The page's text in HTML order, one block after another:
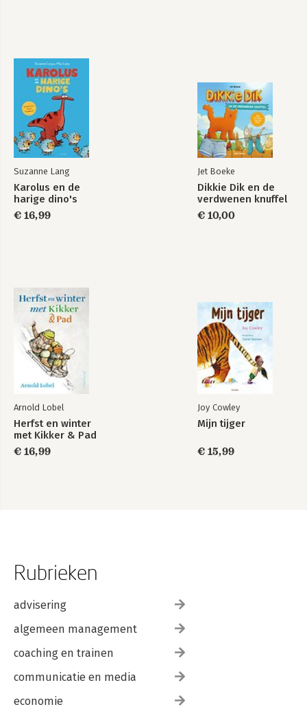
Suzanne Lang
Karolus en de
harige dino's
€ 16,99
Jet Boeke
Dikkie Dik en de
verdwenen knuffel
€ 10,00
Arnold Lobel
Herfst en winter
met Kikker & Pad
€ 16,99
Joy Cowley
Mijn tijger
€ 15,99
Rubrieken
advisering
algemeen management
coaching en trainen
communicatie en media
economie